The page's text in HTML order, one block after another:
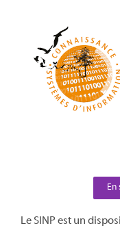
En
Le SINP est un